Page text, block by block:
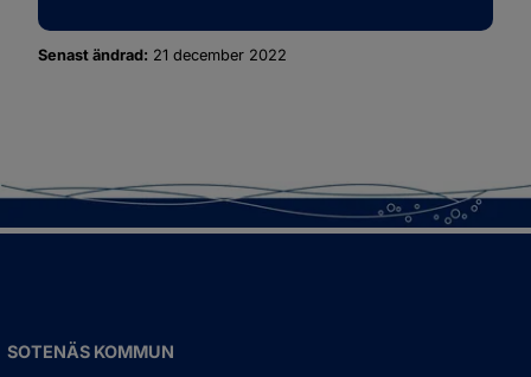
Senast ändrad: 21 december 2022
SOTENÄS KOMMUN